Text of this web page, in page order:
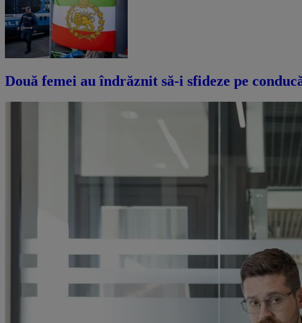
Două femei au îndrăznit să-i sfideze pe